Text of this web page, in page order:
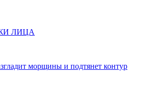
ЛИЦА
морщины и подтянет контур